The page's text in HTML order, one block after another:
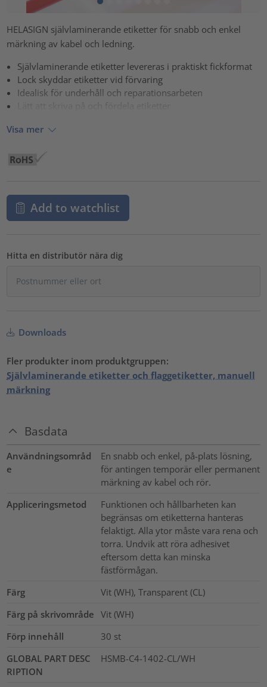
HELASIGN självlaminerande etiketter för snabb och enkel
märkning av kabel och ledning.
Självlaminerande etiketter levereras i praktiskt fickformat
Lock skyddar etiketter vid förvaring
Idealisk för underhåll och reparationsarbeten
Lätt att skriva på och fördela etiketter
Visa mer
Add to watchlist
Hitta en distributör nära dig
Downloads
Fler produkter inom produktgruppen:
Självlaminerande etiketter och flaggetiketter, manuell
märkning
Basdata
Användningsområd
e
En snabb och enkel, på-plats lösning,
för antingen temporär eller permanent
märkning av kabel och rör.
Appliceringsmetod
Funktionen och hållbarheten kan
begränsas om etiketterna hanteras
felaktigt. Alla ytor måste vara rena och
torra. Undvik att röra adhesivet
eftersom detta kan minska
fästförmågan.
Färg
Vit (WH), Transparent (CL)
Färg på skrivområde Vit (WH)
Förp innehåll
30 st
GLOBAL PART DESC
RIPTION
HSMB-C4-1402-CL/WH